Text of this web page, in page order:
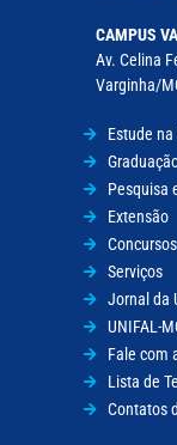
CAMPUS
Av. Celina
Varginha/
Estude na
Pesquisa
Extensão
Serviços
Jornal da
UNIFAL-
Fale com
Lista de
Contatos